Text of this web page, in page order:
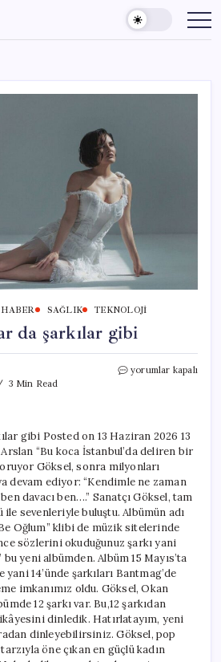
HABER SAĞLIK TEKNOLOJI
da şarkılar gibi
3 Min Read
Göksel:
için
yorumlar kapalı
gibi Posted on 13 Haziran 2026 13
“Bu koca İstanbul’da deliren bir
Göksel, sonra milyonları
devam ediyor: “Kendimle ne zaman
davacı ben….” Sanatçı Göksel, tam
ile sevenleriyle buluştu. Albümün adı
Oğlum” klibi de müzik sitelerinde
sözlerini okuduğunuz şarkı yani
yeni albümden. Albüm 15 Mayıs’ta
14’ünde şarkıları Bantmag’de
imkanımız oldu. Göksel, Okan
12 şarkı var. Bu,12 şarkıdan
dinledik. Hatırlatayım, yeni
dinleyebilirsiniz. Göksel, pop
öne çıkan en güçlü kadın